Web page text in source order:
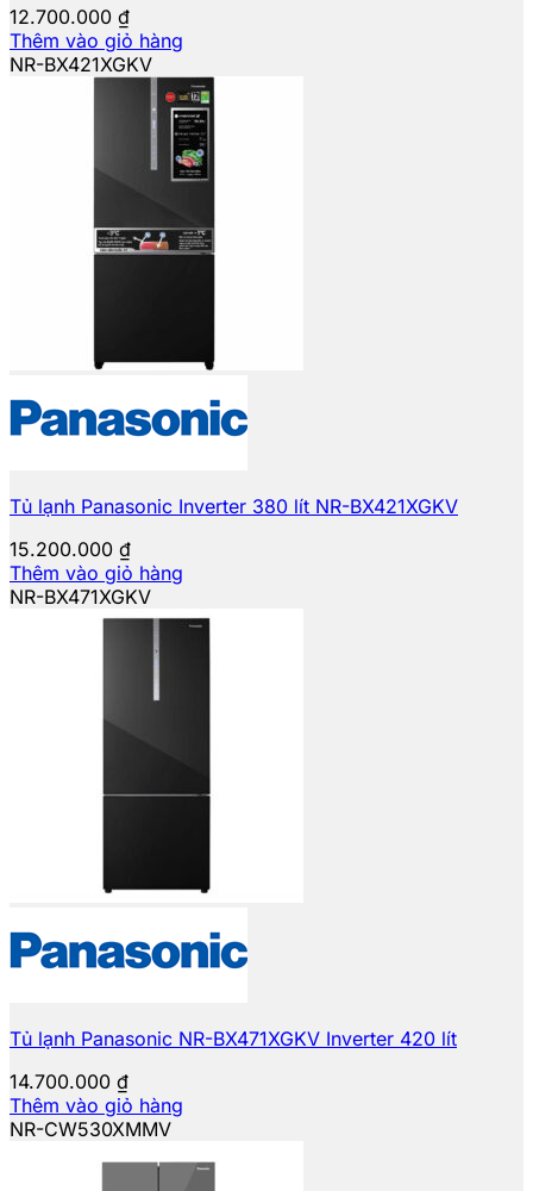
12.700.000 ₫
Thêm vào giỏ hàng
NR-BX421XGKV
Tủ lạnh Panasonic Inverter 380 lít NR-BX421XGKV
15.200.000 ₫
Thêm vào giỏ hàng
NR-BX471XGKV
Tủ lạnh Panasonic NR-BX471XGKV Inverter 420 lít
14.700.000 ₫
Thêm vào giỏ hàng
NR-CW530XMMV